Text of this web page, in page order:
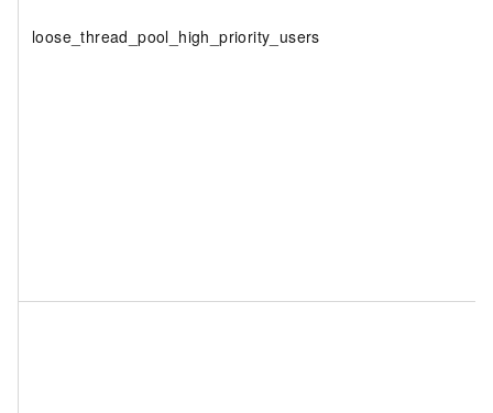
loose_thread_pool_high_priority_users